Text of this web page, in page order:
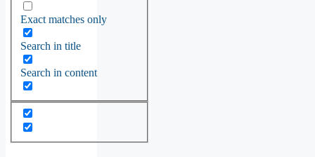
Exact matches only
Search in title
Search in content